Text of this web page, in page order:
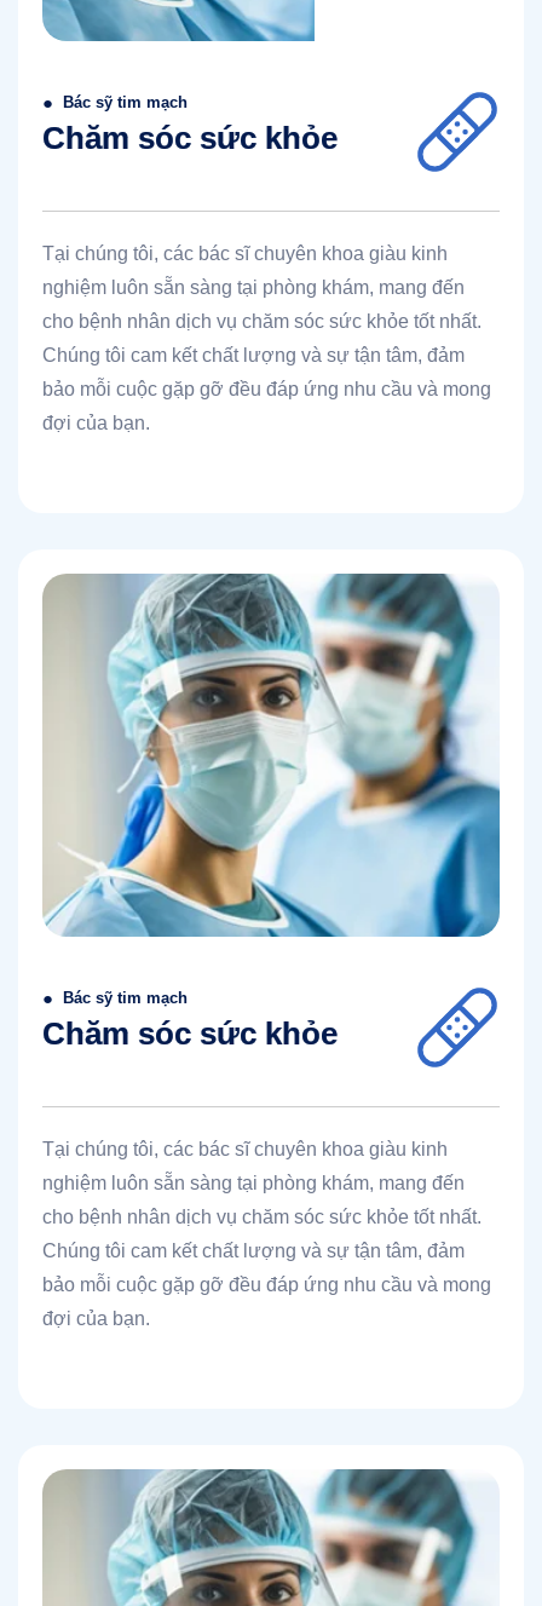
● Bác sỹ tim mạch
Chăm sóc sức khỏe
Tại chúng tôi, các bác sĩ chuyên khoa giàu kinh
nghiệm luôn sẵn sàng tại phòng khám, mang đến
cho bệnh nhân dịch vụ chăm sóc sức khỏe tốt nhất.
Chúng tôi cam kết chất lượng và sự tận tâm, đảm
bảo mỗi cuộc gặp gỡ đều đáp ứng nhu cầu và mong
đợi của bạn.
● Bác sỹ tim mạch
Chăm sóc sức khỏe
Tại chúng tôi, các bác sĩ chuyên khoa giàu kinh
nghiệm luôn sẵn sàng tại phòng khám, mang đến
cho bệnh nhân dịch vụ chăm sóc sức khỏe tốt nhất.
Chúng tôi cam kết chất lượng và sự tận tâm, đảm
bảo mỗi cuộc gặp gỡ đều đáp ứng nhu cầu và mong
đợi của bạn.